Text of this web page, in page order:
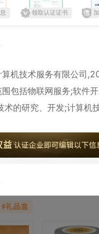
领取认证证书
算机技术服务有限公司
包括物联网服务;软件
术的研究、开发;计算机
设计服务;科技项目代理
发;办公设备耗材批发;
机零售;计算机零配件零
专控商品除外）;技术进出